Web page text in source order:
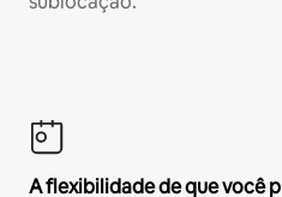
A flexibilidade de que você